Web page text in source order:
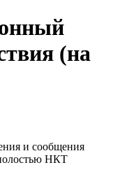
(на
и сообщения
НКТ